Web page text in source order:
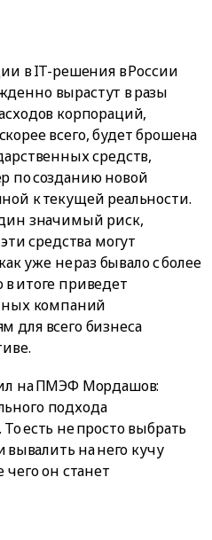
в IT-решения в России
вырастут в разы
корпораций,
всего, будет брошена
средств,
по созданию новой
к текущей реальности.
значимый риск,
средства могут
уже не раз бывало с более
итоге приведет
компаний
для всего бизнеса
на ПМЭФ Мордашов:
подхода
есть не просто выбрать
вывалить на него кучу
чего он станет